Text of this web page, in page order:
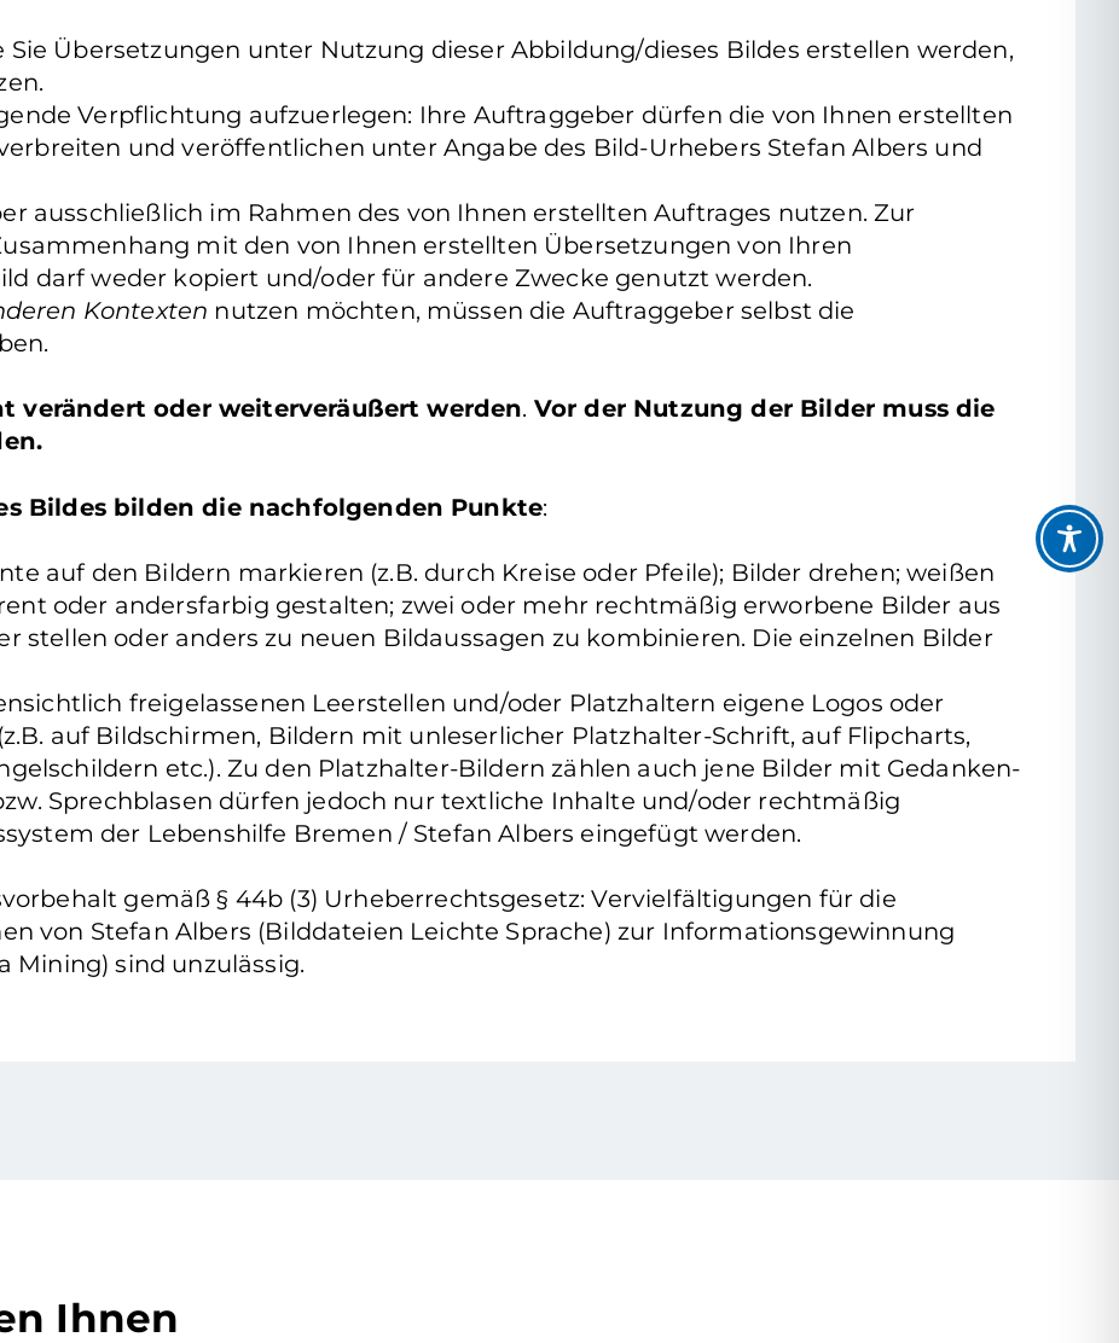
Übersetzungen unter Nutzung dieser Abbildung/dieses Bildes erstellen werden,
Verpflichtung aufzuerlegen: Ihre Auftraggeber dürfen die von Ihnen erstellten
und veröffentlichen unter Angabe des Bild-Urhebers Stefan Albers und
ausschließlich im Rahmen des von Ihnen erstellten Auftrages nutzen. Zur
mit den von Ihnen erstellten Übersetzungen von Ihren
darf weder kopiert und/oder für andere Zwecke genutzt werden.
Kontexten nutzen möchten, müssen die Auftraggeber selbst die
verändert oder weiterveräußert werden. Vor der Nutzung der Bilder muss die
Bildes bilden die nachfolgenden Punkte:
auf den Bildern markieren (z.B. durch Kreise oder Pfeile); Bilder drehen; weißen
oder andersfarbig gestalten; zwei oder mehr rechtmäßig erworbene Bilder aus
stellen oder anders zu neuen Bildaussagen zu kombinieren. Die einzelnen Bilder
freigelassenen Leerstellen und/oder Platzhaltern eigene Logos oder
auf Bildschirmen, Bildern mit unleserlicher Platzhalter-Schrift, auf Flipcharts,
etc.). Zu den Platzhalter-Bildern zählen auch jene Bilder mit Gedanken-
Sprechblasen dürfen jedoch nur textliche Inhalte und/oder rechtmäßig
der Lebenshilfe Bremen / Stefan Albers eingefügt werden.
gemäß § 44b (3) Urheberrechtsgesetz: Vervielfältigungen für die
von Stefan Albers (Bilddateien Leichte Sprache) zur Informationsgewinnung
Mining) sind unzulässig.
Ihnen